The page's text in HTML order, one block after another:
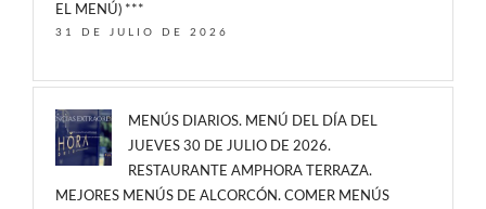
EL MENÚ) ***
31 DE JULIO DE 2026
MENÚS DIARIOS. MENÚ DEL DÍA DEL
JUEVES 30 DE JULIO DE 2026.
RESTAURANTE AMPHORA TERRAZA.
MEJORES MENÚS DE ALCORCÓN. COMER MENÚS